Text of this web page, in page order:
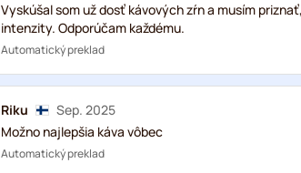
Vyskúšal som už dosť kávových zŕn a musím
intenzity. Odporúčam každému.
Automatický preklad
Riku
Sep. 2025
Možno najlepšia káva vôbec
Automatický preklad